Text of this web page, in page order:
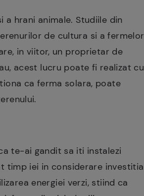
hrani animale. Studiile din
de cultura si a fermelor
in viitor, un proprietar de
acest lucru poate fi realizat cu
ca ferma solara, poate
te-ai gandit sa iti instalezi
timp iei in considerare investitia
energiei verzi, stiind ca